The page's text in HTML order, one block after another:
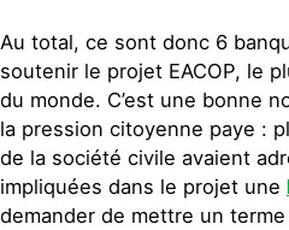
Au total, ce sont donc 6
soutenir le projet EACOP, le
du monde. C’est une bonne
la pression citoyenne paye :
de la société civile avaient
impliquées dans le projet une
demander de mettre un